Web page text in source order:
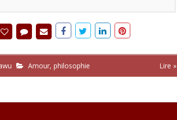
Amour, philosophie Lire »